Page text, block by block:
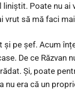
liniștit. Poate nu ai
vrut să mă faci
și pe șef. Acum
De ce Răzvan
Și, poate
nu era că un